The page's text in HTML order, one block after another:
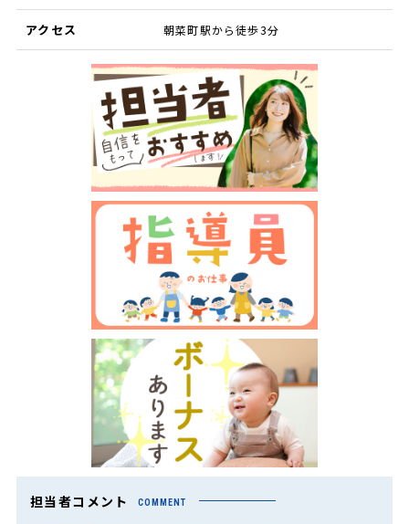
アクセス 朝菜町駅から徒歩3分
担当者コメント COMMENT